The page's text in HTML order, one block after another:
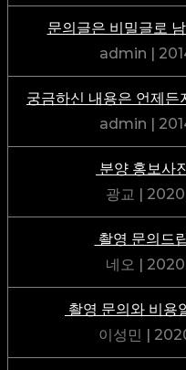
문의글은 비밀글로
admin |
궁금하신 내용은 언제든
admin |
분양 홍보사
광교 |
촬영 문의드
네오 |
촬영 문의와 비용
이성민 |